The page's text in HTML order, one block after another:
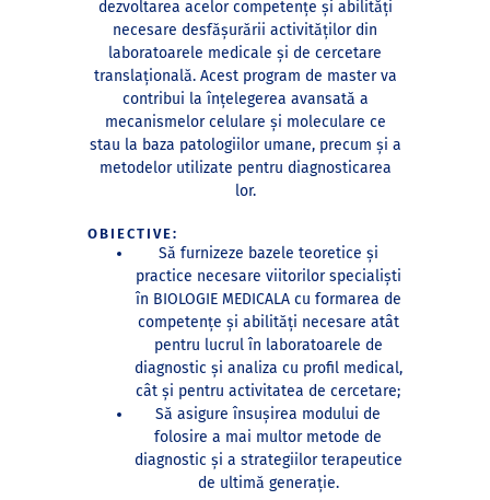
dezvoltarea acelor competențe și abilități
necesare desfășurării activităților din
laboratoarele medicale și de cercetare
translațională. Acest program de master va
contribui la înțelegerea avansată a
mecanismelor celulare și moleculare ce
stau la baza patologiilor umane, precum și a
metodelor utilizate pentru diagnosticarea
lor.
OBIECTIVE:
Să furnizeze bazele teoretice și
practice necesare viitorilor specialiști
în BIOLOGIE MEDICALA cu formarea de
competențe și abilități necesare atât
pentru lucrul în laboratoarele de
diagnostic și analiza cu profil medical,
cât și pentru activitatea de cercetare;
Să asigure însușirea modului de
folosire a mai multor metode de
diagnostic și a strategiilor terapeutice
de ultimă generație.